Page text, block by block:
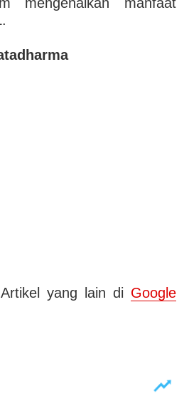
yang lain di Google